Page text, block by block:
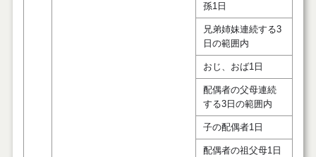
孫1日
兄弟姉妹連続する3
日の範囲内
おじ、おば1日
配偶者の父母連続
する3日の範囲内
子の配偶者1日
配偶者の祖父母1日